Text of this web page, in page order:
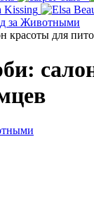
за Животными